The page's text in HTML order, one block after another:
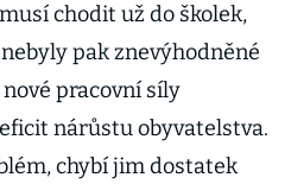
chodit už do školek,
pak znevýhodněné
nové pracovní síly
nárůstu obyvatelstva.
chybí jim dostatek